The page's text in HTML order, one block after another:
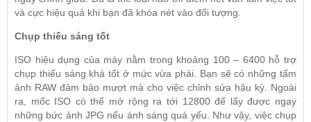
và cực hiệu quả khi bạn đã khóa nét vào đối tượng.
Chụp thiếu sáng tốt
ISO hiệu dụng của máy nằm trong khoảng 100 – 6400 hỗ trợ
chụp thiếu sáng khá tốt ở mức vừa phải. Bạn sẽ có những tấm
ảnh RAW đảm bảo mượt mà cho việc chỉnh sửa hậu kỳ. Ngoài
ra, mốc ISO có thể mở rộng ra tới 12800 để lấy được ngay
những bức ảnh JPG nếu ánh sáng quá yếu. Như vậy, việc chụp